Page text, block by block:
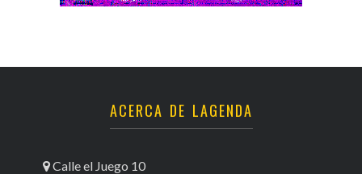
ACERCA DE LAGENDA
Calle el Juego 10